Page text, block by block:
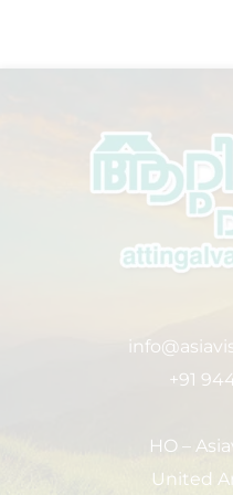
+91
HO –
United